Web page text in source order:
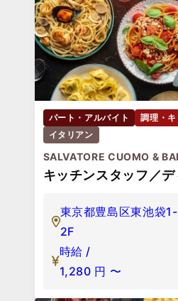
パート・アルバイト
調理・
イタリアン
SALVATORE CUOMO &
キッチンスタッフ／
東京都豊島区東池袋
2F
時給 /
1,280 円 〜